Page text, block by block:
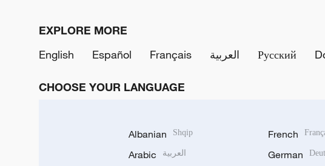
EXPLORE MORE
English
Español Français العربية Русский
CHOOSE YOUR LANGUAGE
Albanian Shqip
Arabic العربية
French
German